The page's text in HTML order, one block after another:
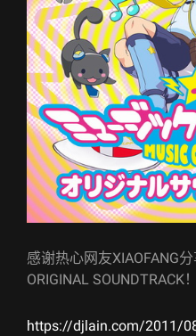
感谢热心网友XIAOFANG
ORIGINAL SOUNDTRACK！
https://djlain.com/2011/